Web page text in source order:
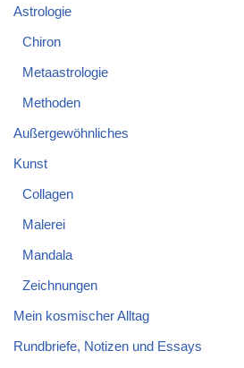
Astrologie
Chiron
Metaastrologie
Methoden
Außergewöhnliches
Kunst
Collagen
Malerei
Mandala
Zeichnungen
Mein kosmischer Alltag
Rundbriefe, Notizen und Essays